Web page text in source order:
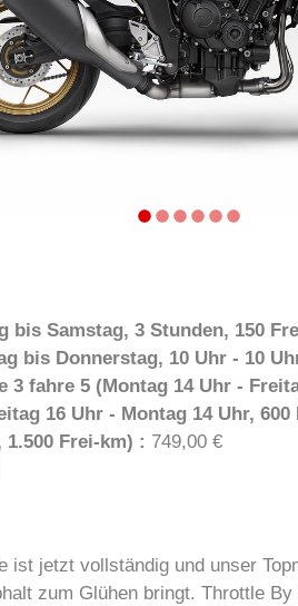
bis Samstag, 3 Stunden, 150
bis Donnerstag, 10 Uhr - 10
3 fahre 5 (Montag 14 Uhr -
16 Uhr - Montag 14 Uhr, 600
1.500 Frei-km) : 749,00 €
ist jetzt vollständig und unser
zum Glühen bringt. Throttle